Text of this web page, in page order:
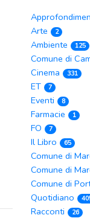
Arte 2
Ambiente 125
Comune di
Cinema 331
ET 7
Eventi 8
Farmacie 1
FO 7
Il Libro 65
Comune di
Comune di
Comune di
Quotidiano
Racconti 26